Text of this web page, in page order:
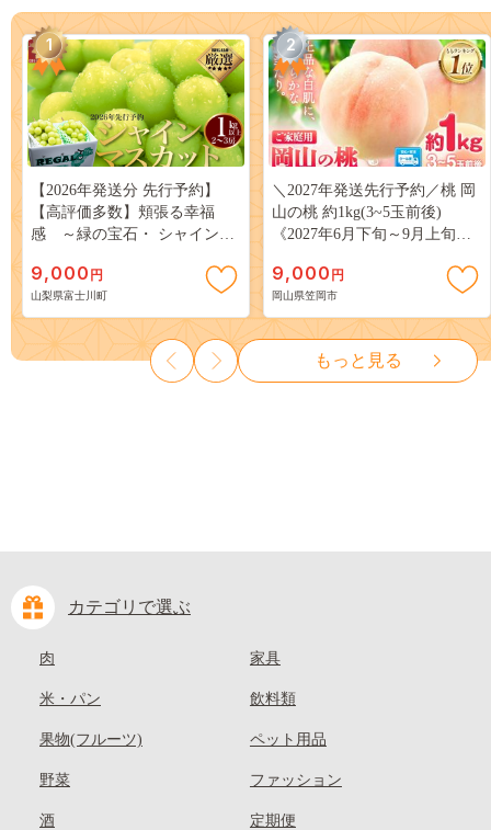
1
【2026年発送分 先行予約】
【高評価多数】頬張る幸福
感 ～緑の宝石・ シャインマ
３房） フルーツ 山梨県産 果
物 くだもの シャイン マスカ
ット ぶどう ブドウ 葡萄 大粒
種なし 先行予約 富士川町
10000円 一万円 9000円 九千円
9,000 円
山梨県富士川町
2
＼2027年発送先行予約／桃 岡
山の桃 約1kg(3~5玉前後)
《2027年6月下旬～9月上旬頃
岡山 はくとう スイーツ フル
ーツ 果物 デザート 旬 モモ も
も 先行予約 送料無料 果物 岡
山県 笠岡市 清水白桃 白鳳 白
麗 クール便---
kasaoka_zsy_419_100---
9,000 円
岡山県笠岡市
もっと見る
カテゴリで選ぶ
肉
米・パン
果物(フルーツ)
野菜
酒
家具
飲料類
ペット用品
ファッション
定期便